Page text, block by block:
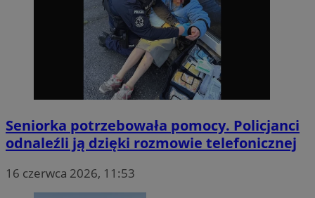
Seniorka potrzebowała pomocy. Policjanci
odnaleźli ją dzięki rozmowie telefonicznej
16 czerwca 2026, 11:53